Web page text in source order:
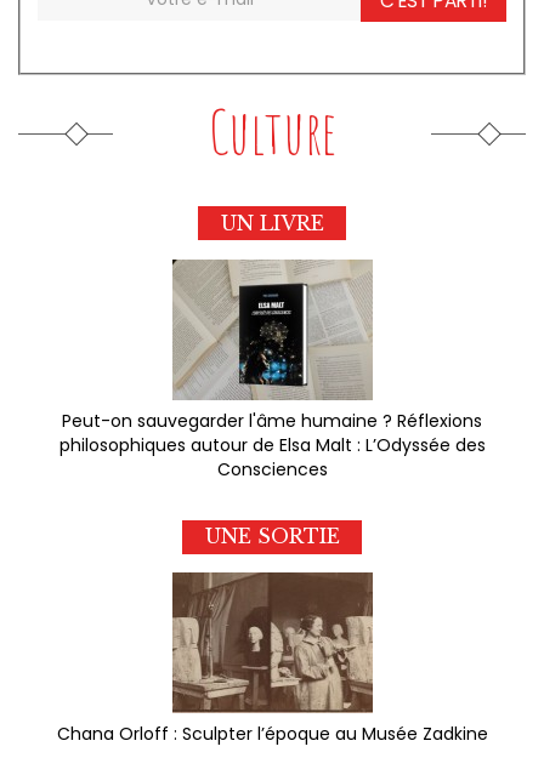
Culture
UN LIVRE
Peut-on sauvegarder l'âme humaine ? Réflexions
philosophiques autour de Elsa Malt : L’Odyssée des
Consciences
UNE SORTIE
Chana Orloff : Sculpter l’époque au Musée Zadkine